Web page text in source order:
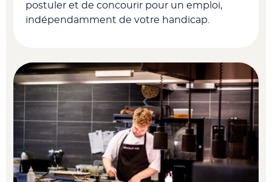
postuler et de concourir pour un emploi,
indépendamment de votre handicap.